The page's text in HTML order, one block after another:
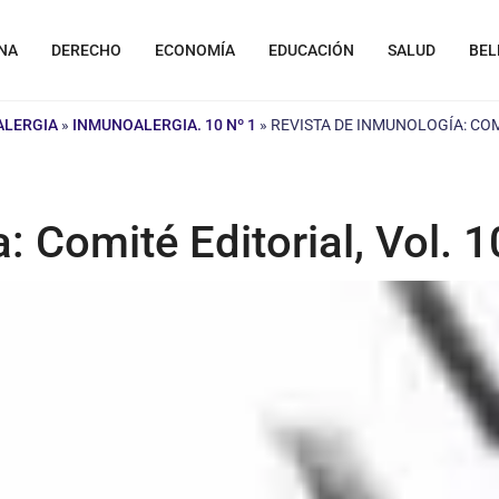
DERECHO ECONOMÍA EDUCACIÓN SALUD
» INMUNOALERGIA. 10 Nº 1 » REVISTA DE INMUNOLOGÍA:
Comité Editorial, Vol.